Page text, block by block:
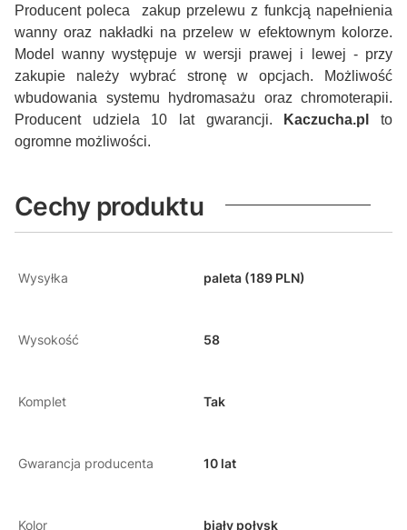
Producent poleca zakup przelewu z funkcją napełnienia
wanny oraz nakładki na przelew w efektownym kolorze.
Model wanny występuje w wersji prawej i lewej - przy
zakupie należy wybrać stronę w opcjach. Możliwość
wbudowania systemu hydromasażu oraz chromoterapii.
Producent udziela 10 lat gwarancji.
Kaczucha.plto
ogromne możliwości.
Cechy produktu
Wysyłka paleta (189 PLN)
Wysokość 58
Komplet Tak
Gwarancja producenta 10 lat
Kolor biały połysk